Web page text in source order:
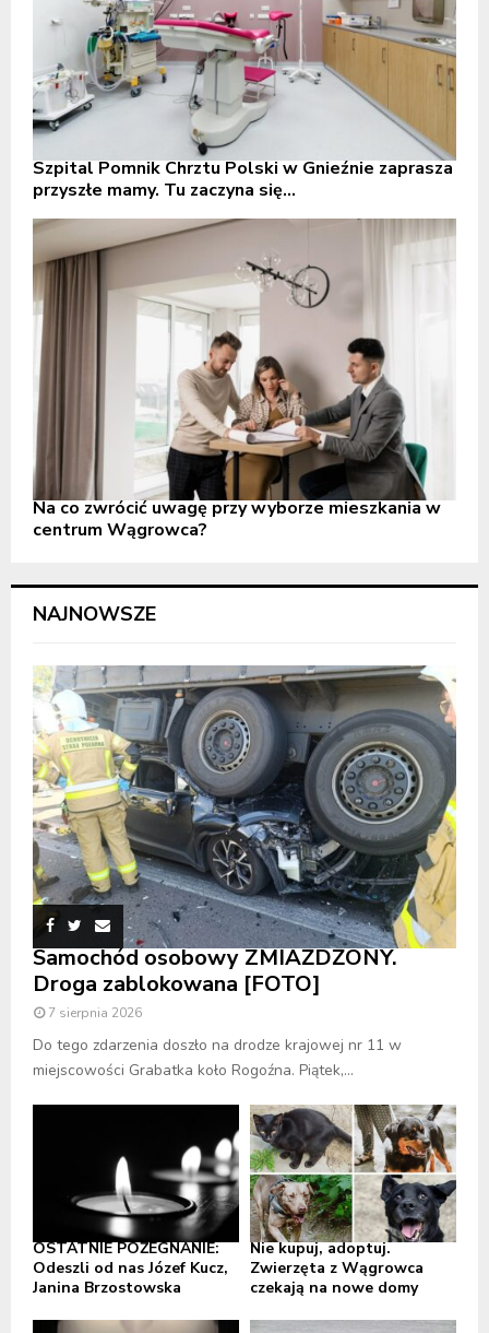
Szpital Pomnik Chrztu Polski w Gnieźnie zaprasza
przyszłe mamy. Tu zaczyna się...
Na co zwrócić uwagę przy wyborze mieszkania w
centrum Wągrowca?
NAJNOWSZE
Samochód osobowy ZMIAŻDŻONY.
Droga zablokowana [FOTO]
7 sierpnia 2026
Do tego zdarzenia doszło na drodze krajowej nr 11 w
miejscowości Grabatka koło Rogoźna. Piątek,...
OSTATNIE POŻEGNANIE:
Odeszli od nas Józef Kucz,
Janina Brzostowska
Nie kupuj, adoptuj.
Zwierzęta z Wągrowca
czekają na nowe domy